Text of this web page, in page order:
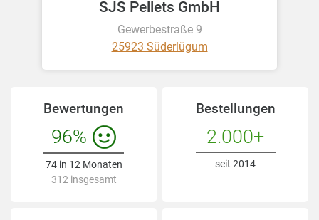
SJS Pellets GmbH
Gewerbestraße 9
25923 Süderlügum
Bewertungen
96%
74 in 12 Monaten
312 insgesamt
Bestellungen
2.000+
seit 2014